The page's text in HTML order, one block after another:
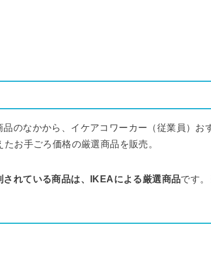
のなかから、イケアコワーカー（従業員）お
お手ごろ価格の厳選商品を販売。
れている商品は、IKEAによる厳選商品です